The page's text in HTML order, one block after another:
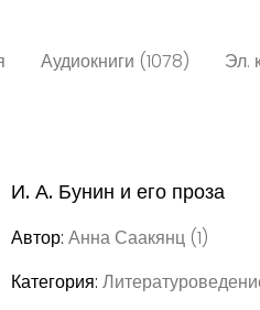
Аудиокниги (1078) Эл.
И. А. Бунин и его проза
Автор: Анна Саакянц (1)
Категория: